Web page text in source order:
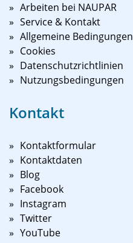
Arbeiten bei NAUPAR
Service & Kontakt
Allgemeine Bedingungen
Cookies
Datenschutzrichtlinien
Nutzungsbedingungen
Kontakt
Kontaktformular
Kontaktdaten
Blog
Facebook
Instagram
Twitter
YouTube